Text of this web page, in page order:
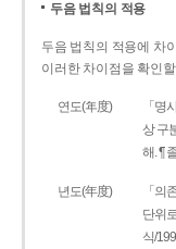
두음 법칙의 적용
두음 법칙의 적용에 차
이러한 차이점을 확인
연도(年度)
「명
상 구
해. ¶
년도(年度)
「의
단위
식/